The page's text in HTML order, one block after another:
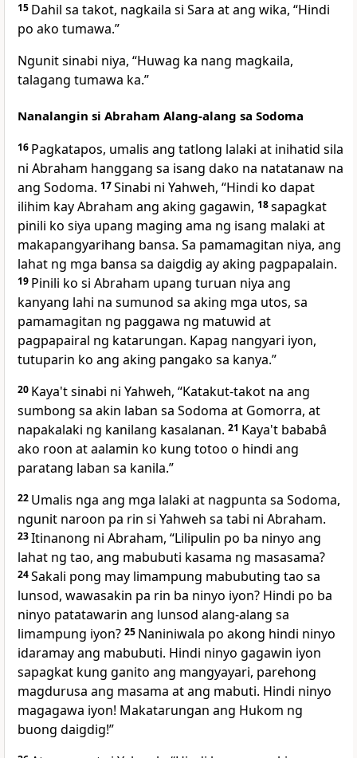
15 Dahil sa takot, nagkaila si Sara at ang wika, “Hindi
po ako tumawa.”
Ngunit sinabi niya, “Huwag ka nang magkaila,
talagang tumawa ka.”
Nanalangin si Abraham Alang-alang sa Sodoma
16 Pagkatapos, umalis ang tatlong lalaki at inihatid sila
ni Abraham hanggang sa isang dako na natatanaw na
ang Sodoma. 17Sinabi ni Yahweh, “Hindi ko dapat
ilihim kay Abraham ang aking gagawin, 18sapagkat
pinili ko siya upang maging ama ng isang malaki at
makapangyarihang bansa. Sa pamamagitan niya, ang
lahat ng mga bansa sa daigdig ay aking pagpapalain.
19 Pinili ko si Abraham upang turuan niya ang
kanyang lahi na sumunod sa aking mga utos, sa
pamamagitan ng paggawa ng matuwid at
pagpapairal ng katarungan. Kapag nangyari iyon,
tutuparin ko ang aking pangako sa kanya.”
20 Kaya't sinabi ni Yahweh, “Katakut-takot na ang
sumbong sa akin laban sa Sodoma at Gomorra, at
napakalaki ng kanilang kasalanan. 21 Kaya't bababâ
ako roon at aalamin ko kung totoo o hindi ang
paratang laban sa kanila.”
22 Umalis nga ang mga lalaki at nagpunta sa Sodoma,
ngunit naroon pa rin si Yahweh sa tabi ni Abraham.
23Itinanong ni Abraham, “Lilipulin po ba ninyo ang
lahat ng tao, ang mabubuti kasama ng masasama?
24Sakali pong may limampung mabubuting tao sa
lunsod, wawasakin pa rin ba ninyo iyon? Hindi po ba
ninyo patatawarin ang lunsod alang-alang sa
limampung iyon? 25 Naniniwala po akong hindi ninyo
idaramay ang mabubuti. Hindi ninyo gagawin iyon
sapagkat kung ganito ang mangyayari, parehong
magdurusa ang masama at ang mabuti. Hindi ninyo
magagawa iyon! Makatarungan ang Hukom ng
buong daigdig!”